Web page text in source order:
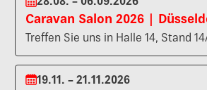
28.08. – 06.09.2026
Caravan Salon 2026 |
Treffen Sie uns in Halle 14, Stand
19.11. – 21.11.2026